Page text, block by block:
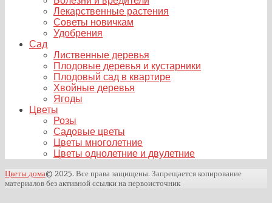
Лекарственные растения
Советы новичкам
Удобрения
Сад
Лиственные деревья
Плодовые деревья и кустарники
Плодовый сад в квартире
Хвойные деревья
Ягоды
Цветы
Розы
Садовые цветы
Цветы многолетние
Цветы однолетние и двулетние
Цветы дома© 2025. Все права защищены. Запрещается копирование
материалов без активной ссылки на первоисточник